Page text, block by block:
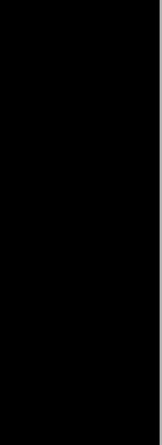
hay
se dan
escenas
Tesis
en uno
del cine
dejando